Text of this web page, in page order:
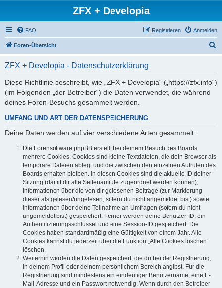
ZFX + Developia
FAQ Anmelden
Registrieren
Foren-Übersicht
ZFX + Developia - Datenschutzerklärung
Diese Richtlinie beschreibt, wie „ZFX + Developia“ („https://zfx.info“)
(im Folgenden „der Betreiber“) die Daten verwendet, die während
deines Foren-Besuchs gesammelt werden.
UMFANG UND ART DER DATENSPEICHERUNG
Deine Daten werden auf vier verschiedene Arten gesammelt:
Die Forensoftware phpBB erstellt bei deinem Besuch des Boards
mehrere Cookies. Cookies sind kleine Textdateien, die dein Browser als
temporäre Dateien ablegt und die zwischen den einzelnen Aufrufen des
Boards erhalten bleiben. In diesen Cookies sind die aktuelle ID deiner
Sitzung (damit dir alle Seitenaufrufe zugeordnet werden können),
Informationen über die von dir gelesenen Beiträge (zur Markierung
dieser als gelesen/ungelesen; sofern du nicht angemeldet bist) sowie
Informationen über deine Teilnahme an Umfragen (sofern du nicht
angemeldet bist) gespeichert. Ferner werden deine Benutzer-ID, ein
Authentifizierungsschlüssel und eine Session-ID gespeichert. Die
Cookies haben standardmäßig eine Gültigkeit von einem Jahr. Alle
Cookies kannst du jederzeit über die Funktion „Alle Cookies löschen“
löschen.
Weiterhin werden die Daten gespeichert, die du bei der Registrierung,
in deinem Profil oder deinem persönlichem Bereich angibst. Für die
Registrierung sind mindestens ein eindeutiger Benutzername, eine E-
Mail-Adresse und ein Passwort notwendig. Wenn durch den Betreiber